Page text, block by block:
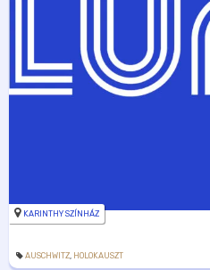
KARINTHY SZÍNHÁZ
AUSCHWITZ HOLOKAUSZT